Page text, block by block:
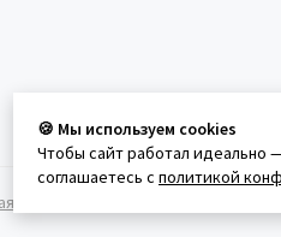
оферта
🍪 Мы используем cookies
Чтобы сайт работал идеально
соглашаетесь с политикой